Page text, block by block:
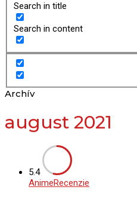
Search in title
Search in content
Archív
august 2021
5.4
AnimeRecenzie